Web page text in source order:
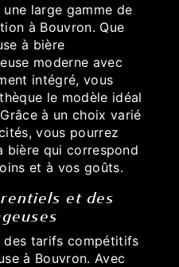
large gamme de
à Bouvron. Que
à bière
moderne avec
intégré, vous
le modèle idéal
à un choix varié
vous pourrez
bière qui correspond
et à vos goûts.
et des
des tarifs compétitifs
à Bouvron. Avec